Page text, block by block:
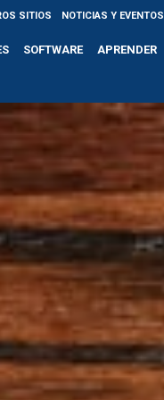
SITIOS NOTICIAS Y EVENTOS
SOFTWARE APRENDER